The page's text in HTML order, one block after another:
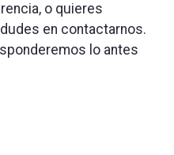
o quieres
en contactarnos.
lo antes